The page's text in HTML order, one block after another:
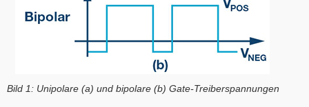
Bild 1: Unipolare (a) und bipolare (b) Gate-Treiberspannungen